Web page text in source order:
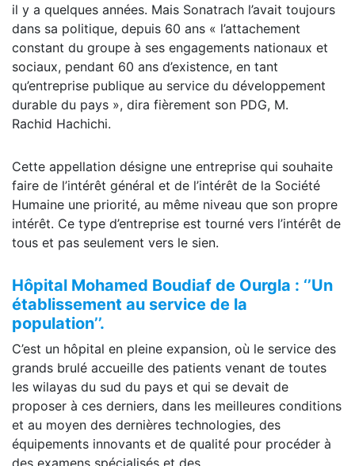
il y a quelques années. Mais Sonatrach l’avait toujours
dans sa politique, depuis 60 ans « l’attachement
constant du groupe à ses engagements nationaux et
sociaux, pendant 60 ans d’existence, en tant
qu’entreprise publique au service du développement
durable du pays », dira fièrement son PDG, M.
Rachid Hachichi.
Cette appellation désigne une entreprise qui souhaite
faire de l’intérêt général et de l’intérêt de la Société
Humaine une priorité, au même niveau que son propre
intérêt. Ce type d’entreprise est tourné vers l’intérêt de
tous et pas seulement vers le sien.
Hôpital Mohamed Boudiaf de Ourgla : ‘’Un
établissement au service de la
population’’.
C’est un hôpital en pleine expansion, où le service des
grands brulé accueille des patients venant de toutes
les wilayas du sud du pays et qui se devait de
proposer à ces derniers, dans les meilleures conditions
et au moyen des dernières technologies, des
équipements innovants et de qualité pour procéder à